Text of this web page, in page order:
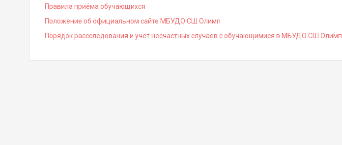
Правила приёма обучающихся
Положение об официальном сайте МБУДО СШ Олимп
Порядок рассследования и учет несчастных случаев с обучающимися в МБУДО СШ Олимп